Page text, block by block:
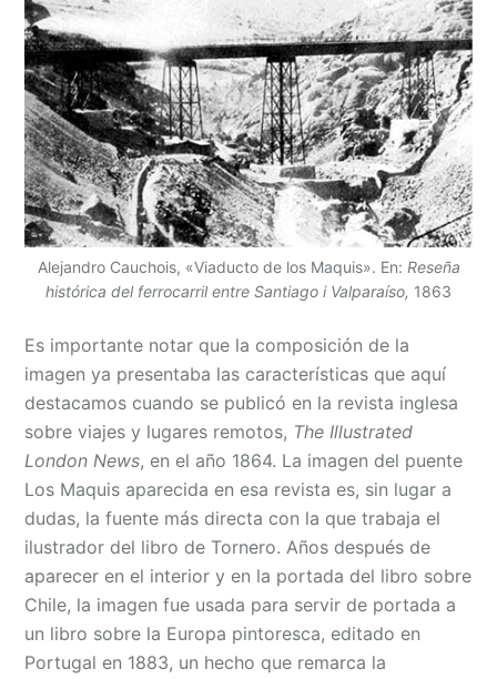
Alejandro Cauchois, «Viaducto de los Maquis». En: Reseña
histórica del ferrocarril entre Santiago i Valparaíso, 1863
Es importante notar que la composición de la
imagen ya presentaba las características que aquí
destacamos cuando se publicó en la revista inglesa
sobre viajes y lugares remotos, The Illustrated
London News, en el año 1864. La imagen del puente
Los Maquis aparecida en esa revista es, sin lugar a
dudas, la fuente más directa con la que trabaja el
ilustrador del libro de Tornero. Años después de
aparecer en el interior y en la portada del libro sobre
Chile, la imagen fue usada para servir de portada a
un libro sobre la Europa pintoresca, editado en
Portugal en 1883, un hecho que remarca la